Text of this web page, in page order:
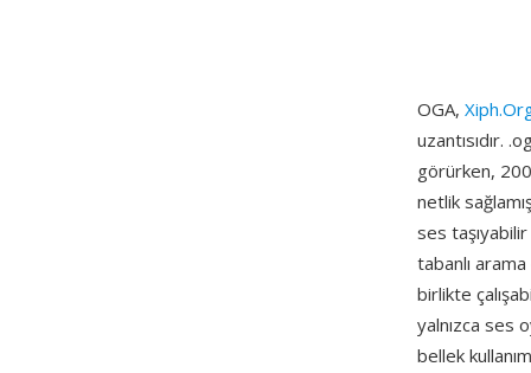
OGA,
uzantısıdır.
görürken,
netlik
ses taşıyabilir
tabanlı
birlikte
yalnızca ses
bellek